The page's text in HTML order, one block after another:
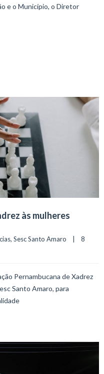
e o Município, o Diretor
às mulheres
, Sesc Santo Amaro
    |    8
Pernambucana de Xadrez
Santo Amaro, para